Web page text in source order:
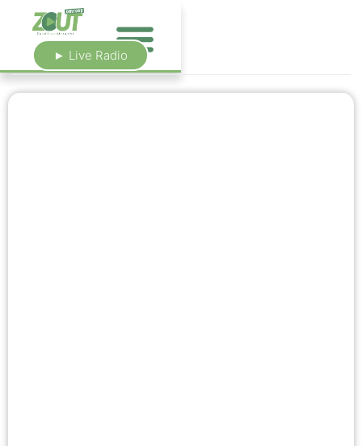
► Live Radio